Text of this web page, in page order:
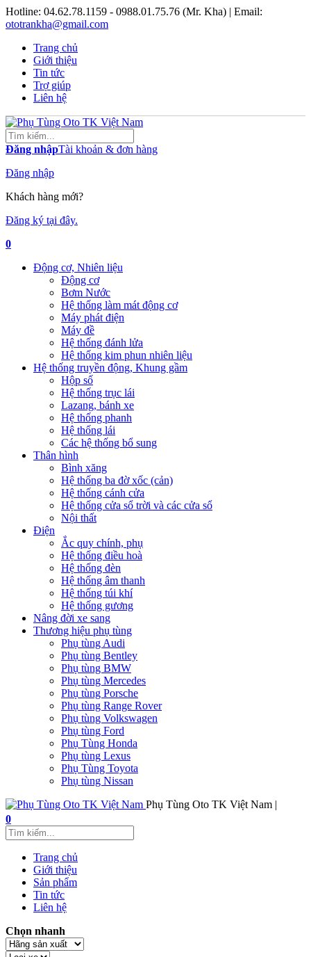
Hotline: 04.62.78.1159 - 0988.01.75.76 (Mr. Kha) | Email:
ototrankha@gmail.com
Trang chủ
Giới thiệu
Tin tức
Trợ giúp
Liên hệ
Đăng nhậpTài khoản & đơn hàng
Đăng nhập
Khách hàng mới?
Đăng ký tại đây.
0
Động cơ, Nhiên liệu
Động cơ
Bơm Nước
Hệ thống làm mát động cơ
Máy phát điện
Máy đề
Hệ thống đánh lửa
Hệ thống kim phun nhiên liệu
Hệ thống truyền động, Khung gầm
Hộp số
Hệ thống trục lái
Lazang, bánh xe
Hệ thống phanh
Hệ thống lái
Các hệ thống bổ sung
Thân hình
Bình xăng
Hệ thống ba đờ xốc (cản)
Hệ thống cánh cửa
Hệ thống cửa sổ trời và các cửa sổ
Nội thất
Điện
Ắc quy chính, phụ
Hệ thống điều hoà
Hệ thống đèn
Hệ thống âm thanh
Hệ thống túi khí
Hệ thống gương
Nâng đời xe sang
Thương hiệu phụ tùng
Phụ tùng Audi
Phụ tùng Bentley
Phụ tùng BMW
Phụ tùng Mercedes
Phụ tùng Porsche
Phụ tùng Range Rover
Phụ tùng Volkswagen
Phụ tùng Ford
Phụ Tùng Honda
Phụ tùng Lexus
Phụ Tùng Toyota
Phụ tùng Nissan
Phụ Tùng Oto TK Việt Nam |
0
Trang chủ
Giới thiệu
Sản phẩm
Tin tức
Liên hệ
Chọn nhanh